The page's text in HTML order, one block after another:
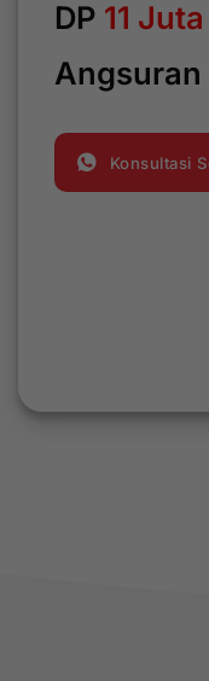
DP 11 Juta
Angsuran
Konsultasi